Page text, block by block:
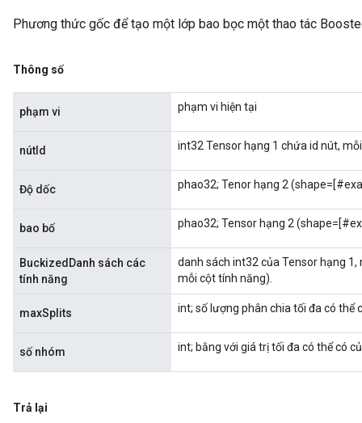
Phương thức gốc để tạo một lớp bao bọc một thao tác
Thông số
phạm vi phạm vi hiện tại
nútId int32 Tensor hạng 1 chứa id nút,
Độ dốc phao32; Tenor hạng 2
bao bố phao32; Tensor hạng 2
BuckizedDanh sách các
tính năng
danh sách int32 của Tensor hạng
mỗi cột tính năng).
maxSplits int; số lượng phân chia tối đa có thể
số nhóm int; bằng với giá trị tối đa có thể có
Trả lại